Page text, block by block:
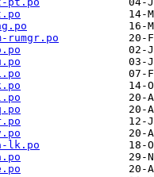
lk.po